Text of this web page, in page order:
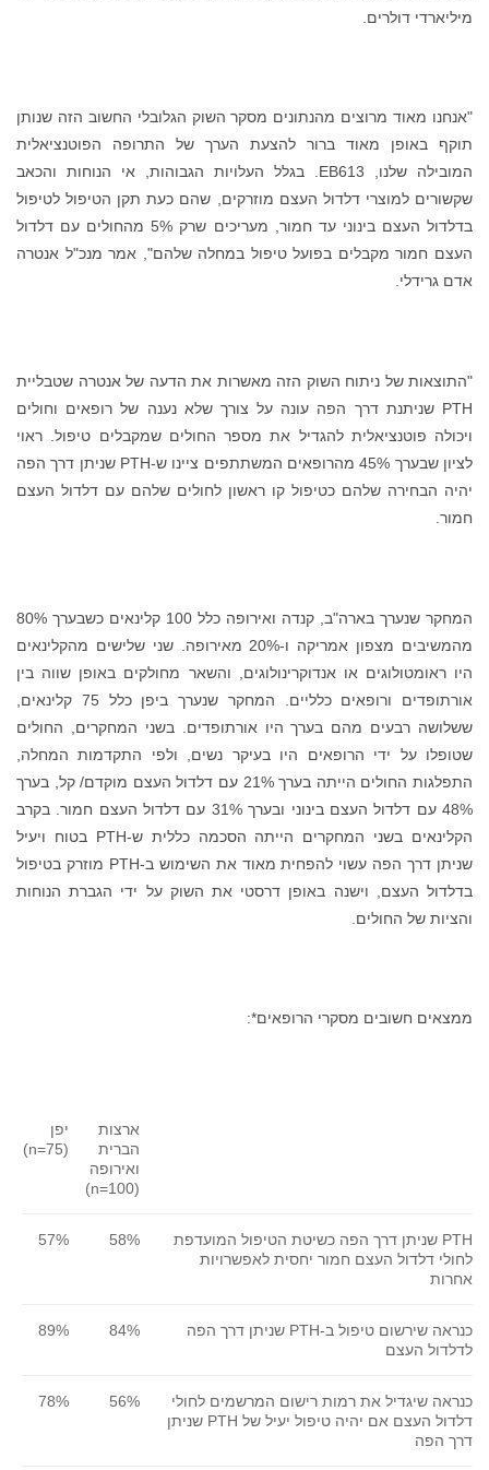
מיליארדי דולרים.
"אנחנו מאוד מרוצים מהנתונים מסקר השוק הגלובלי החשוב הזה שנותן
תוקף באופן מאוד ברור להצעת הערך של התרופה הפוטנציאלית
המובילה שלנו, EB613. בגלל העלויות הגבוהות, אי הנוחות והכאב
שקשורים למוצרי דלדול העצם מוזרקים, שהם כעת תקן הטיפול לטיפול
בדלדול העצם בינוני עד חמור, מעריכים שרק 5% מהחולים עם דלדול
העצם חמור מקבלים בפועל טיפול במחלה שלהם", אמר מנכ"ל אנטרה
אדם גרידלי.
"התוצאות של ניתוח השוק הזה מאשרות את הדעה של אנטרה שטבליית
PTH שניתנת דרך הפה עונה על צורך שלא נענה של רופאים וחולים
ויכולה פוטנציאלית להגדיל את מספר החולים שמקבלים טיפול. ראוי
לציון שבערך 45% מהרופאים המשתתפים ציינו ש-PTH שניתן דרך הפה
יהיה הבחירה שלהם כטיפול קו ראשון לחולים שלהם עם דלדול העצם
חמור.
המחקר שנערך בארה"ב, קנדה ואירופה כלל 100 קלינאים כשבערך 80%
מהמשיבים מצפון אמריקה ו-20% מאירופה. שני שלישים מהקלינאים
היו ראומטולוגים או אנדוקרינולוגים, והשאר מחולקים באופן שווה בין
אורתופדים ורופאים כלליים. המחקר שנערך ביפן כלל 75 קלינאים,
ששלושה רבעים מהם בערך היו אורתופדים. בשני המחקרים, החולים
שטופלו על ידי הרופאים היו בעיקר נשים, ולפי התקדמות המחלה,
התפלגות החולים הייתה בערך 21% עם דלדול העצם מוקדם/ קל, בערך
48% עם דלדול העצם בינוני ובערך 31% עם דלדול העצם חמור. בקרב
הקלינאים בשני המחקרים הייתה הסכמה כללית ש-PTH בטוח ויעיל
שניתן דרך הפה עשוי להפחית מאוד את השימוש ב-PTH מוזרק בטיפול
בדלדול העצם, וישנה באופן דרסטי את השוק על ידי הגברת הנוחות
והציות של החולים.
ממצאים חשובים מסקרי הרופאים*:
ארצות
הברית
ואירופה
(n=100)
יפן
(n=75)
PTH שניתן דרך הפה כשיטת הטיפול המועדפת
לחולי דלדול העצם חמור יחסית לאפשרויות
אחרות
58%
57%
כנראה שירשום טיפול ב-PTH שניתן דרך הפה
לדלדול העצם
84%
89%
כנראה שיגדיל את רמות רישום המרשמים לחולי
דלדול העצם אם יהיה טיפול יעיל של PTH שניתן
דרך הפה
56%
78%